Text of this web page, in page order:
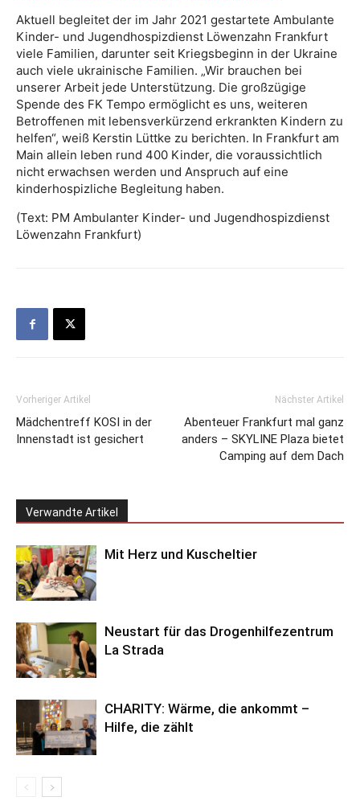
Aktuell begleitet der im Jahr 2021 gestartete Ambulante
Kinder- und Jugendhospizdienst Löwenzahn Frankfurt
viele Familien, darunter seit Kriegsbeginn in der Ukraine
auch viele ukrainische Familien. „Wir brauchen bei
unserer Arbeit jede Unterstützung. Die großzügige
Spende des FK Tempo ermöglicht es uns, weiteren
Betroffenen mit lebensverkürzend erkrankten Kindern zu
helfen“, weiß Kerstin Lüttke zu berichten. In Frankfurt am
Main allein leben rund 400 Kinder, die voraussichtlich
nicht erwachsen werden und Anspruch auf eine
kinderhospizliche Begleitung haben.
(Text: PM Ambulanter Kinder- und Jugendhospizdienst
Löwenzahn Frankfurt)
Vorheriger Artikel
Mädchentreff KOSI in der
Innenstadt ist gesichert
Nächster Artikel
Abenteuer Frankfurt mal ganz
anders – SKYLINE Plaza bietet
Camping auf dem Dach
Verwandte Artikel
Mit Herz und Kuscheltier
Neustart für das Drogenhilfezentrum
La Strada
CHARITY: Wärme, die ankommt –
Hilfe, die zählt